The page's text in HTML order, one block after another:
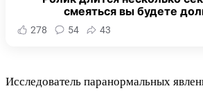
смеяться вы будете
278 54 43
Исследователь паранормальных